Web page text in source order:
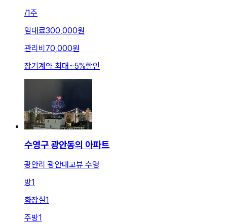
/1주
임대료300,000원
관리비 70,000원
장기계약 최대~5%할인
수영구 광안동의 아파트
광안리 광안대교뷰 수영
방1
화장실1
주방1